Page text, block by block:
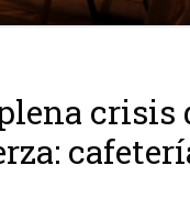
crisis